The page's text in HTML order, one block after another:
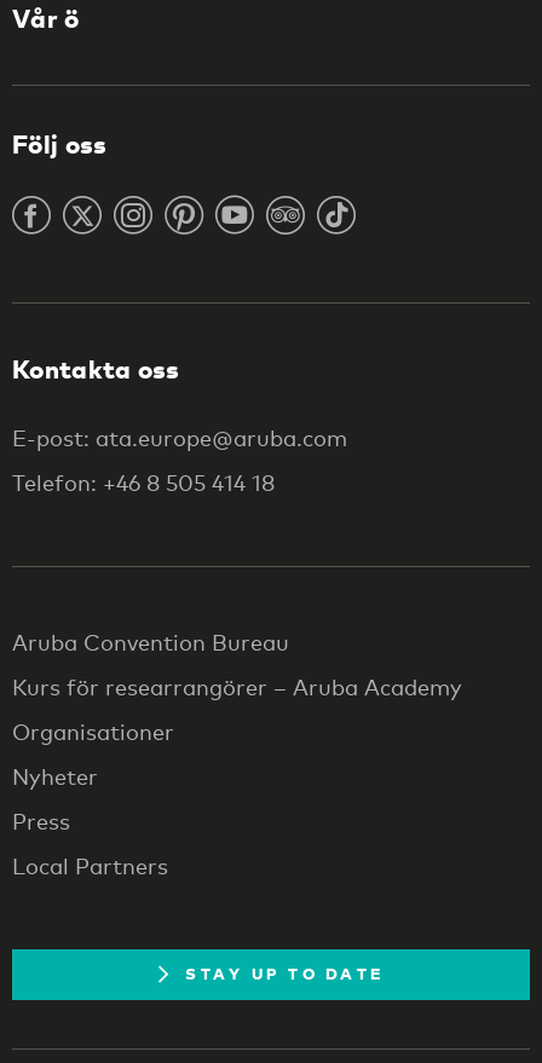
Vår ö
Följ oss
Kontakta oss
E-post: ata.europe@aruba.com
Telefon: +46 8 505 414 18
Aruba Convention Bureau
Kurs för researrangörer – Aruba Academy
Organisationer
Nyheter
Press
Local Partners
STAY UP TO DATE